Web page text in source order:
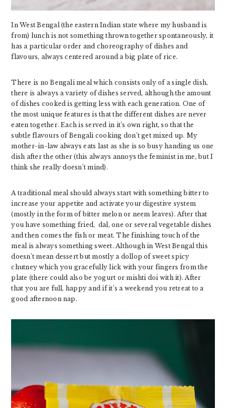
In West Bengal (the eastern Indian state where my husband is
from) lunch is not something thrown together spontaneously, it
has a particular order and choreography of dishes and
flavours, always centered around a big plate of rice.
There is no Bengali meal which consists only of a single dish,
there is always a variety of dishes served, although the amount
of dishes cooked is getting less with each generation. One of
the most unique features is that the different dishes are never
eaten together. Each is served in it’s own right, so that the
subtle flavours of Bengali cooking don’t get mixed up. My
mother-in-law always eats last as she is so busy handing us one
dish after the other (this always annoys the feminist in me, but I
think she really doesn’t mind).
A traditional meal should always start with something bitter to
increase your appetite and activate your digestive system
(mostly in the form of bitter melon or neem leaves). After that
you have something fried, dal, one or several vegetable dishes
and then comes the fish or meat. The finishing touch of the
meal is always something sweet. Although in West Bengal this
doesn’t mean dessert but mostly a dollop of sweet spicy
chutney which you gracefully lick with your fingers from the
plate (there could also be yogurt or mishti doi with it). After
that you are full, happy and if it’s a weekend you retreat to a
good afternoon nap.